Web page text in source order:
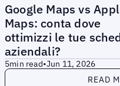
Google Maps vs
Maps: conta dove
ottimizzi le tue
aziendali?
5min read•Jun 11, 2026
Read more READ